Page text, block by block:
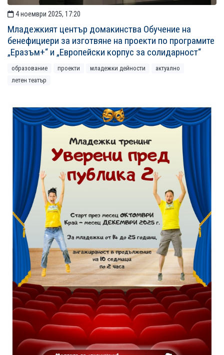
4 ноември 2025, 17:20
Младежкият център домакинства Обучение на
бенефициери за изготвяне на проекти по програмите
„Еразъм+“ и „Европейски корпус за солидарност“
образование проекти младежки дейности
актуално
летен театър